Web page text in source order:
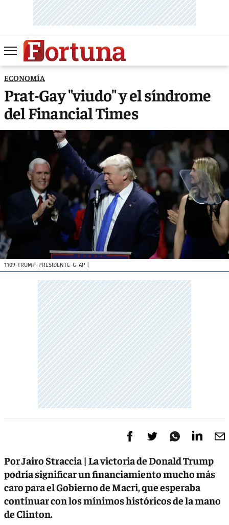
ECONOMÍA
Prat-Gay "viudo" y el síndrome
del Financial Times
1109-TRUMP-PRESIDENTE-G-AP
Por Jairo Straccia | La victoria de Donald Trump
podría significar un financiamiento mucho más
caro para el Gobierno de Macri, que esperaba
continuar con los mínimos históricos de la mano
de Clinton.